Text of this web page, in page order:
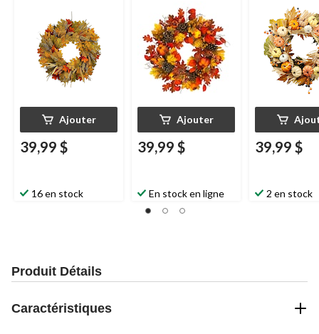
Ajouter
39,99 $
16 en stock
Ajouter
39,99 $
En stock en ligne
l'extérieur, 24
39,99 $
2 en stock
Produit Détails
Caractéristiques